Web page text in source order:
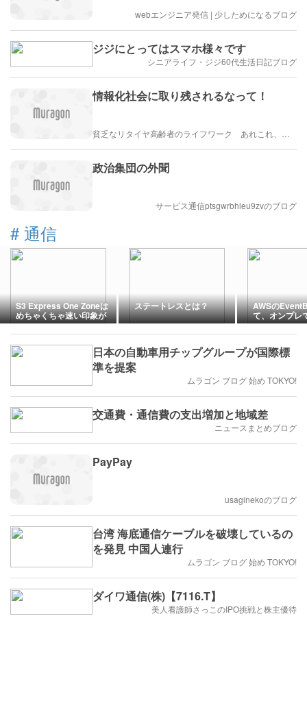
webエンジニア発信 | 少しためになるブログ
ジジにとってはスマホ様々です
シニアライフ・ジジ60代生活日記ブログ
情報化社会に取り残されるなって！
政治集団の外聞
サービス通信ptsgwrbhleu9zvのブログ
# 通信
S3 Express One Zoneは
めちゃくちゃ速い印象が
あります。
ステートレスとは？ AWSの
て、オンプレ
日本の自動車用チップグループが国際標
準を提案
ムラゴン ブログ 始め TOKYO!
交通費・通信費の支出増加と地域差
ニュースまとめブログ
PayPay
usaginekoのブログ
台湾 海底通信ケーブルを破壊しているの
を発見 中国人連行
ムラゴン ブログ 始め TOKYO!
ダイワ通信(株)【7116.T】
美人看護師さっこのIPO挑戦と株主優待